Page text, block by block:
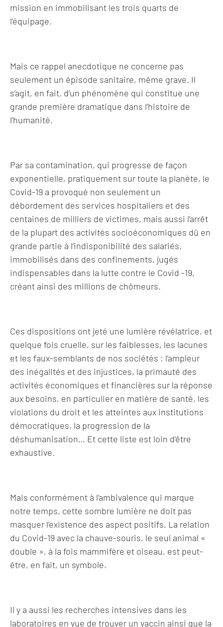
mission en immobilisant les trois quarts de
l’équipage.
Mais ce rappel anecdotique ne concerne pas
seulement un épisode sanitaire, même grave. Il
s’agit, en fait, d’un phénomène qui constitue une
grande première dramatique dans l’histoire de
l’humanité.
Par sa contamination, qui progresse de façon
exponentielle, pratiquement sur toute la planète, le
Covid-19 a provoqué non seulement un
débordement des services hospitaliers et des
centaines de milliers de victimes, mais aussi l’arrêt
de la plupart des activités socioéconomiques dû en
grande partie à l’indisponibilité des salariés,
immobilisés dans des confinements, jugés
indispensables dans la lutte contre le Covid -19,
créant ainsi des millions de chômeurs.
Ces dispositions ont jeté une lumière révélatrice, et
quelque fois cruelle, sur les faiblesses, les lacunes
et les faux-semblants de nos sociétés : l’ampleur
des inégalités et des injustices, la primauté des
activités économiques et financières sur la réponse
aux besoins, en particulier en matière de santé, les
violations du droit et les atteintes aux institutions
démocratiques, la progression de la
déshumanisation… Et cette liste est loin d’être
exhaustive.
Mais conformément à l’ambivalence qui marque
notre temps, cette sombre lumière ne doit pas
masquer l’existence des aspect positifs. La relation
du Covid-19 avec la chauve-souris, le seul animal «
double », à la fois mammifère et oiseau, est peut-
être, en fait, un symbole.
Il y a aussi les recherches intensives dans les
laboratoires en vue de trouver un vaccin ainsi que la